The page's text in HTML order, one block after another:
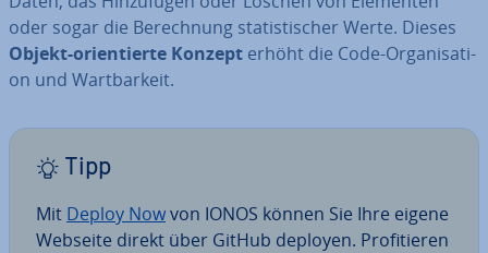
oder sogar die Be­rech­nung sta­tis­ti­scher Werte. Dieses
Objekt-ori­en­tier­te Konzept erhöht die Code-Or­ga­ni­sa­ti­
on und Wart­bar­keit.
Tipp
Mit Deploy Nowvon IONOS können Sie Ihre eigene
Webseite direkt über GitHub deployen. Pro­fi­tie­ren